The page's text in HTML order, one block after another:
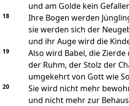
und am Golde kein
18
Ihre Bogen werden
sie werden sich der
und ihr Auge wird die
19
Also wird Babel, die
der Ruhm, der Stolz der
umgekehrt von Gott wie
20
Sie wird nicht mehr
und nicht mehr zur